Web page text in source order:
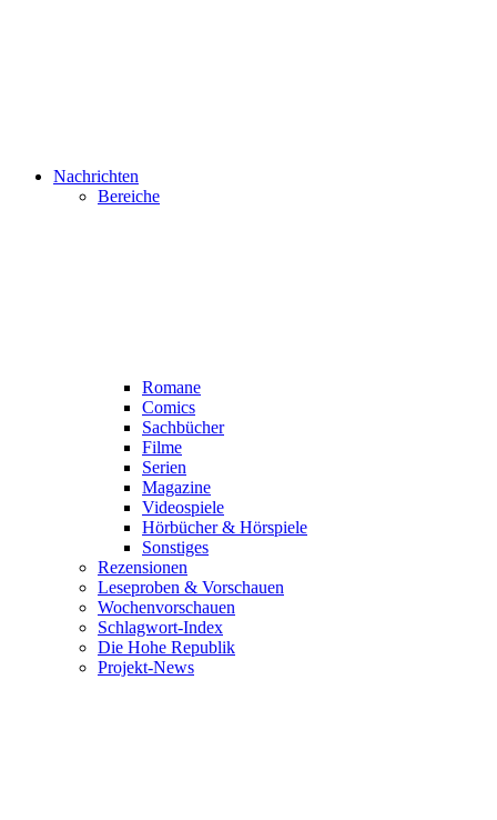
Nachrichten
Bereiche
Romane
Comics
Sachbücher
Filme
Serien
Magazine
Videospiele
Hörbücher & Hörspiele
Sonstiges
Rezensionen
Leseproben & Vorschauen
Wochenvorschauen
Schlagwort-Index
Die Hohe Republik
Projekt-News